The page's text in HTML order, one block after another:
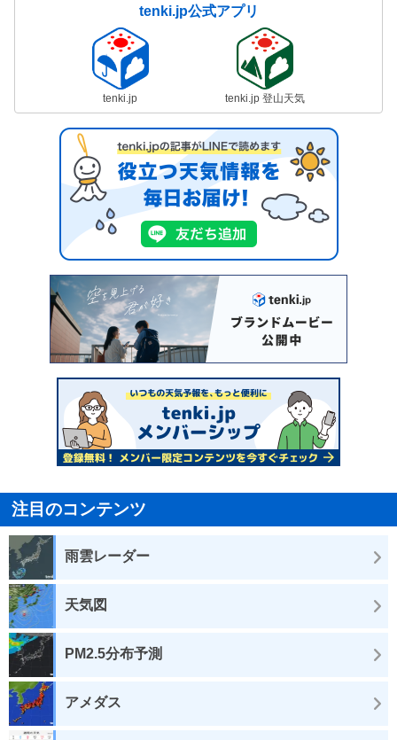
tenki.jp公式アプリ
tenki.jp tenki.jp 登山天気
注目のコンテンツ
雨雲レーダー
天気図
PM2.5分布予測
アメダス